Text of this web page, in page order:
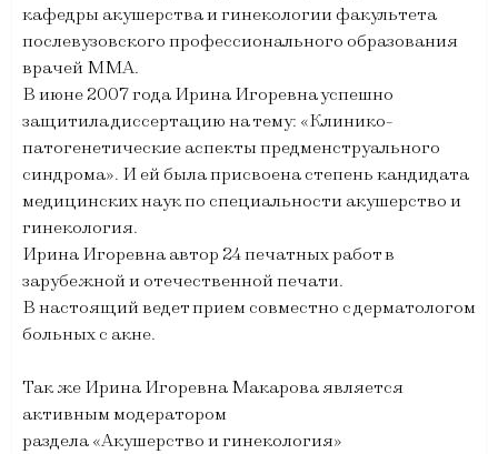
кафедры акушерства и гинекологии факультета
послевузовского профессионального образования
врачей ММА.
В июне 2007 года Ирина Игоревна успешно
защитила диссертацию на тему: «Клинико-
патогенетические аспекты предменструального
синдрома». И ей была присвоена степень кандидата
медицинских наук по специальности акушерство и
гинекология.
Ирина Игоревна автор 24 печатных работ в
зарубежной и отечественной печати.
В настоящий ведет прием совместно с дерматологом
больных с акне.
Так же Ирина Игоревна Макарова является
активным модератором
раздела «Акушерство и гинекология»